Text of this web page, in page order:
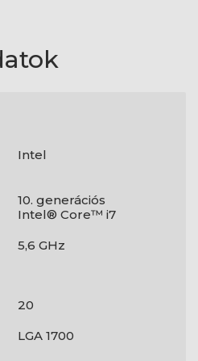
Intel
10. generációs
Intel® Core™ i7
5,6 GHz
20
LGA 1700